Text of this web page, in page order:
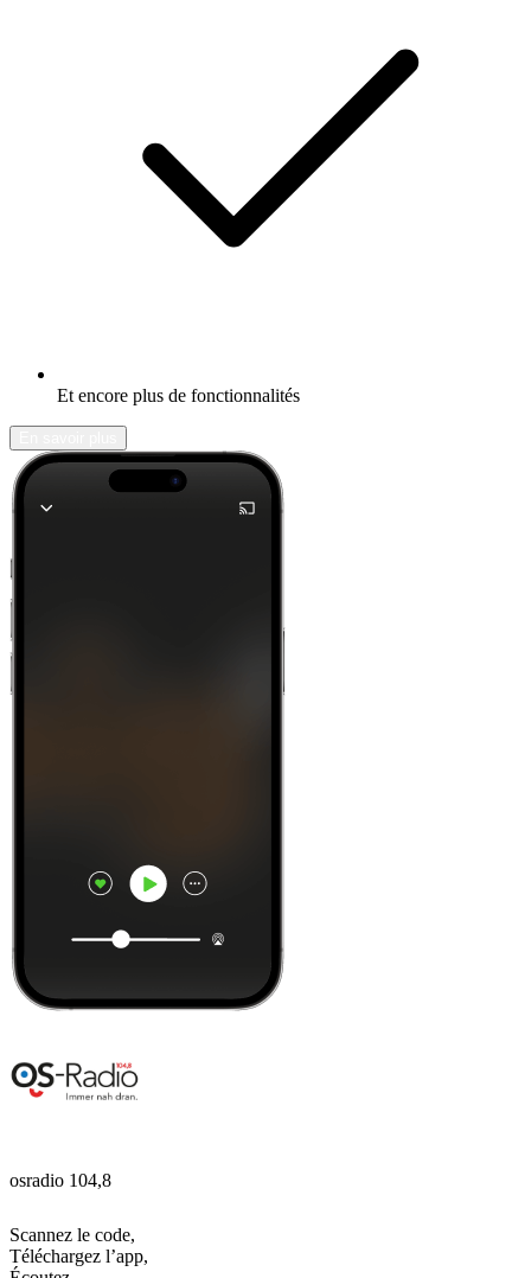
Et encore plus de fonctionnalités
osradio 104,8
Scannez le code,
Téléchargez l’app,